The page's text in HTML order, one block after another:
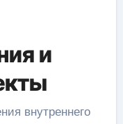
и
внутреннего